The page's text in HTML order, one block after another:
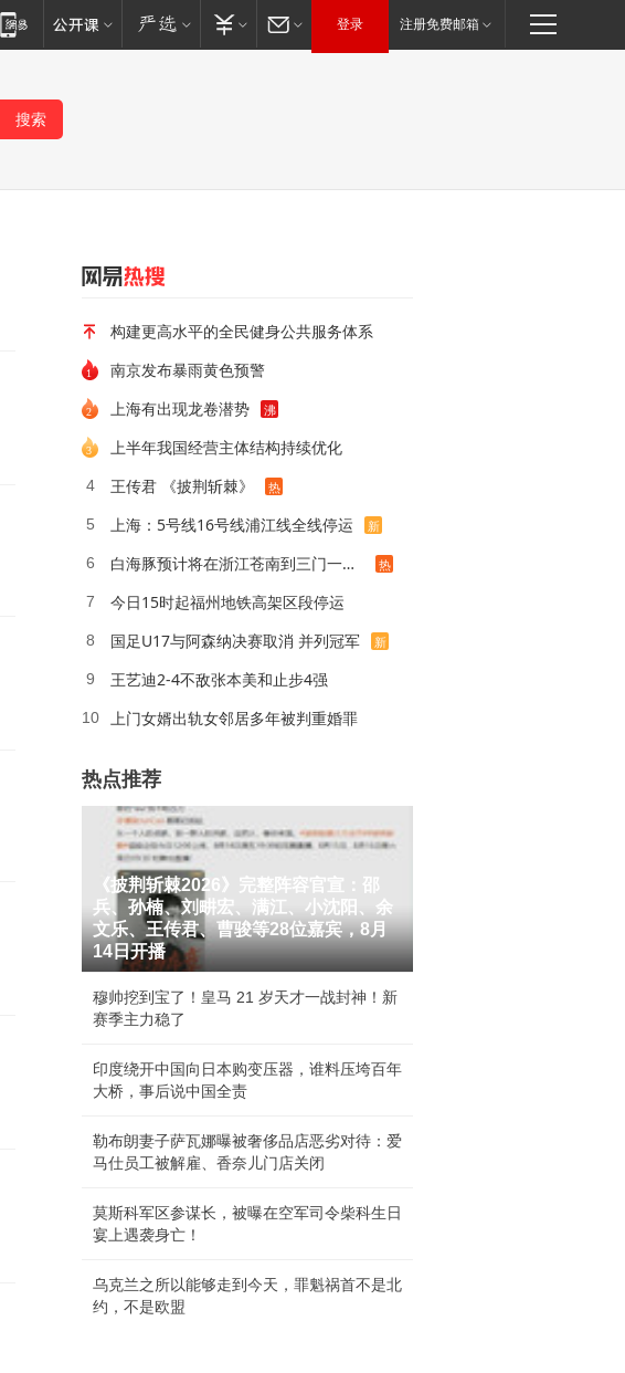
登录 注册免费邮箱
构建更高水平的全民健身公共服务体系
1
南京发布暴雨黄色预警
2
上海有出现龙卷潜势 沸
3
上半年我国经营主体结构持续优化
4 王传君 《披荆斩棘》 热
5 上海：5号线16号线浦江线全线停运 新
6 白海豚预计将在浙江苍南到三门一带登陆 热
7 今日15时起福州地铁高架区段停运
8 国足U17与阿森纳决赛取消 并列冠军 新
9 王艺迪2-4不敌张本美和止步4强
10 上门女婿出轨女邻居多年被判重婚罪
热点推荐
《披荆斩棘2026》完整阵容官宣：邵
兵、孙楠、刘畊宏、满江、小沈阳、余
文乐、王传君、曹骏等28位嘉宾，8月
14日开播
穆帅挖到宝了！皇马 21 岁天才一战封神！新
赛季主力稳了
印度绕开中国向日本购变压器，谁料压垮百年
大桥，事后说中国全责
勒布朗妻子萨瓦娜曝被奢侈品店恶劣对待：爱
马仕员工被解雇、香奈儿门店关闭
莫斯科军区参谋长，被曝在空军司令柴科生日
宴上遇袭身亡！
乌克兰之所以能够走到今天，罪魁祸首不是北
约，不是欧盟